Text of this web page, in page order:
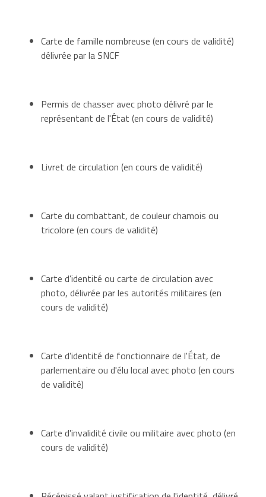
Carte de famille nombreuse (en cours de validité)
délivrée par la SNCF
Permis de chasser avec photo délivré par le
représentant de l'État (en cours de validité)
Livret de circulation (en cours de validité)
Carte du combattant, de couleur chamois ou
tricolore (en cours de validité)
Carte d'identité ou carte de circulation avec
photo, délivrée par les autorités militaires (en
cours de validité)
Carte d'identité de fonctionnaire de l'État, de
parlementaire ou d'élu local avec photo (en cours
de validité)
Carte d'invalidité civile ou militaire avec photo (en
cours de validité)